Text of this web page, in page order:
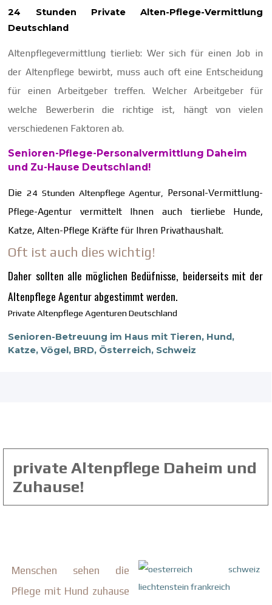
24 Stunden Private Alten-Pflege-Vermittlung
Deutschland
Altenpflegevermittlung tierlieb: Wer sich für einen Job in
der Altenpflege bewirbt, muss auch oft eine Entscheidung
für einen Arbeitgeber treffen. Welcher Arbeitgeber für
welche Bewerberin die richtige ist, hängt von vielen
verschiedenen Faktoren ab.
Senioren-Pflege-Personalvermittlung Daheim
und Zu-Hause Deutschland!
Die24 Stunden Altenpflege Agentur, Personal-Vermittlung-
Pflege-Agentur vermittelt Ihnen auch tierliebe Hunde,
Katze, Alten-Pflege Kräfte für Ihren Privathaushalt.
Oft ist auch dies wichtig!
Daher sollten alle möglichen Bedüfnisse, beiderseits mit der
Altenpflege Agentur abgestimmt werden.
Private Altenpflege Agenturen Deutschland
Senioren-Betreuung im Haus mit Tieren, Hund,
Katze, Vögel, BRD, Österreich, Schweiz
private Altenpflege Daheim und
Zuhause!
Menschen sehen die
Pflege mit Hund zuhause